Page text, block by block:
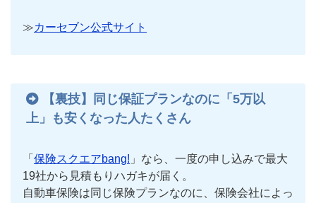
≫カーセブン公式サイト
【裏技】同じ保証プランなのに「5万以
上」も安くなった人たくさん
「 保険スクエアbang! 」なら、一度の申し込みで最大
19社から見積もりハガキが届く。
自動車保険は同じ保険プランなのに、保険会社によっ